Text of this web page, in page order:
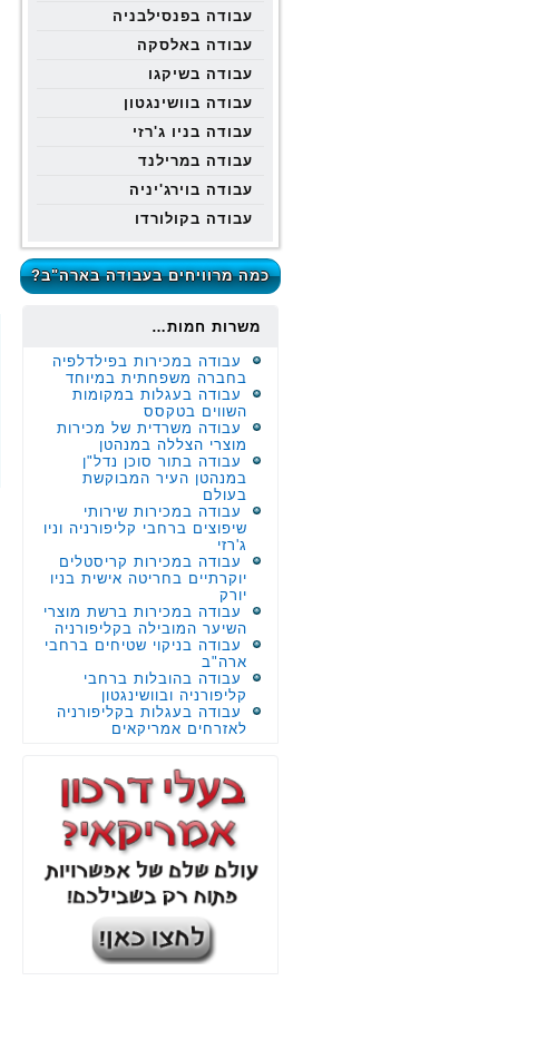
עבודה בפנסילבניה
עבודה באלסקה
עבודה בשיקגו
עבודה בוושינגטון
עבודה בניו ג'רזי
עבודה במרילנד
עבודה בוירג'יניה
עבודה בקולורדו
כמה מרוויחים בעבודה בארה"ב?
משרות חמות…
עבודה במכירות בפילדלפיה
בחברה משפחתית במיוחד
עבודה בעגלות במקומות
השווים בטקסס
עבודה משרדית של מכירות
מוצרי הצללה במנהטן
עבודה בתור סוכן נדל"ן
במנהטן העיר המבוקשת
בעולם
עבודה במכירות שירותי
שיפוצים ברחבי קליפורניה וניו
ג'רזי
עבודה במכירות קריסטלים
יוקרתיים בחריטה אישית בניו
יורק
עבודה במכירות ברשת מוצרי
השיער המובילה בקליפורניה
עבודה בניקוי שטיחים ברחבי
ארה"ב
עבודה בהובלות ברחבי
קליפורניה ובוושינגטון
עבודה בעגלות בקליפורניה
לאזרחים אמריקאים